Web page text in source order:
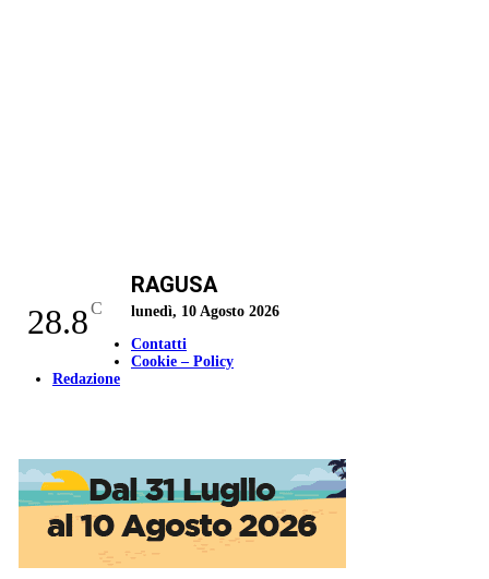
28.8C
RAGUSA
lunedì, 10 Agosto 2026
Contatti
Cookie – Policy
Redazione